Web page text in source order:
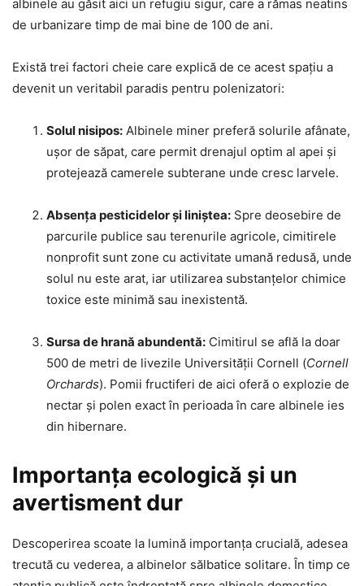
albinele au găsit aici un refugiu sigur, care a rămas neatins
de urbanizare timp de mai bine de 100 de ani.
Există trei factori cheie care explică de ce acest spațiu a
devenit un veritabil paradis pentru polenizatori:
Solul nisipos: Albinele miner preferă solurile afânate,
ușor de săpat, care permit drenajul optim al apei și
protejează camerele subterane unde cresc larvele.
Absența pesticidelor și liniștea: Spre deosebire de
parcurile publice sau terenurile agricole, cimitirele
nonprofit sunt zone cu activitate umană redusă, unde
solul nu este arat, iar utilizarea substanțelor chimice
toxice este minimă sau inexistentă.
Sursa de hrană abundentă: Cimitirul se află la doar
500 de metri de livezile Universității Cornell (Cornell
Orchards). Pomii fructiferi de aici oferă o explozie de
nectar și polen exact în perioada în care albinele ies
din hibernare.
Importanța ecologică și un
avertisment dur
Descoperirea scoate la lumină importanța crucială, adesea
trecută cu vederea, a albinelor sălbatice solitare. În timp ce